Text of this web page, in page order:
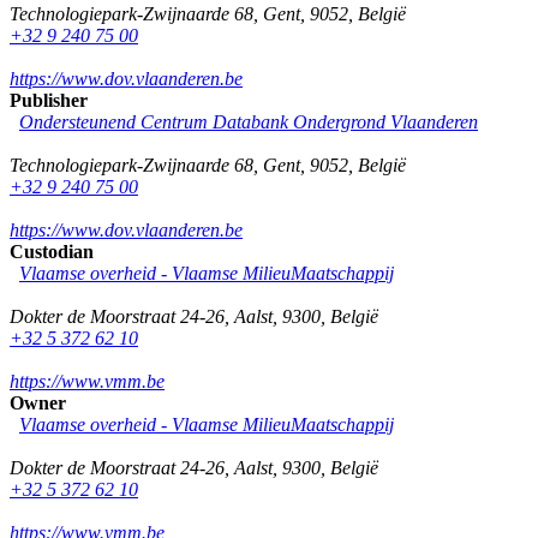
Technologiepark-Zwijnaarde 68 Gent, 9052 België
+32 9 240 75 00
https://www.dov.vlaanderen.be
Publisher
Ondersteunend Centrum Databank Ondergrond Vlaanderen
Technologiepark-Zwijnaarde 68 Gent, 9052 België
+32 9 240 75 00
https://www.dov.vlaanderen.be
Custodian
Vlaamse overheid - Vlaamse MilieuMaatschappij
Dokter de Moorstraat 24-26 Aalst, 9300 België
+32 5 372 62 10
https://www.vmm.be
Owner
Vlaamse overheid - Vlaamse MilieuMaatschappij
Dokter de Moorstraat 24-26 Aalst, 9300 België
+32 5 372 62 10
https://www.vmm.be